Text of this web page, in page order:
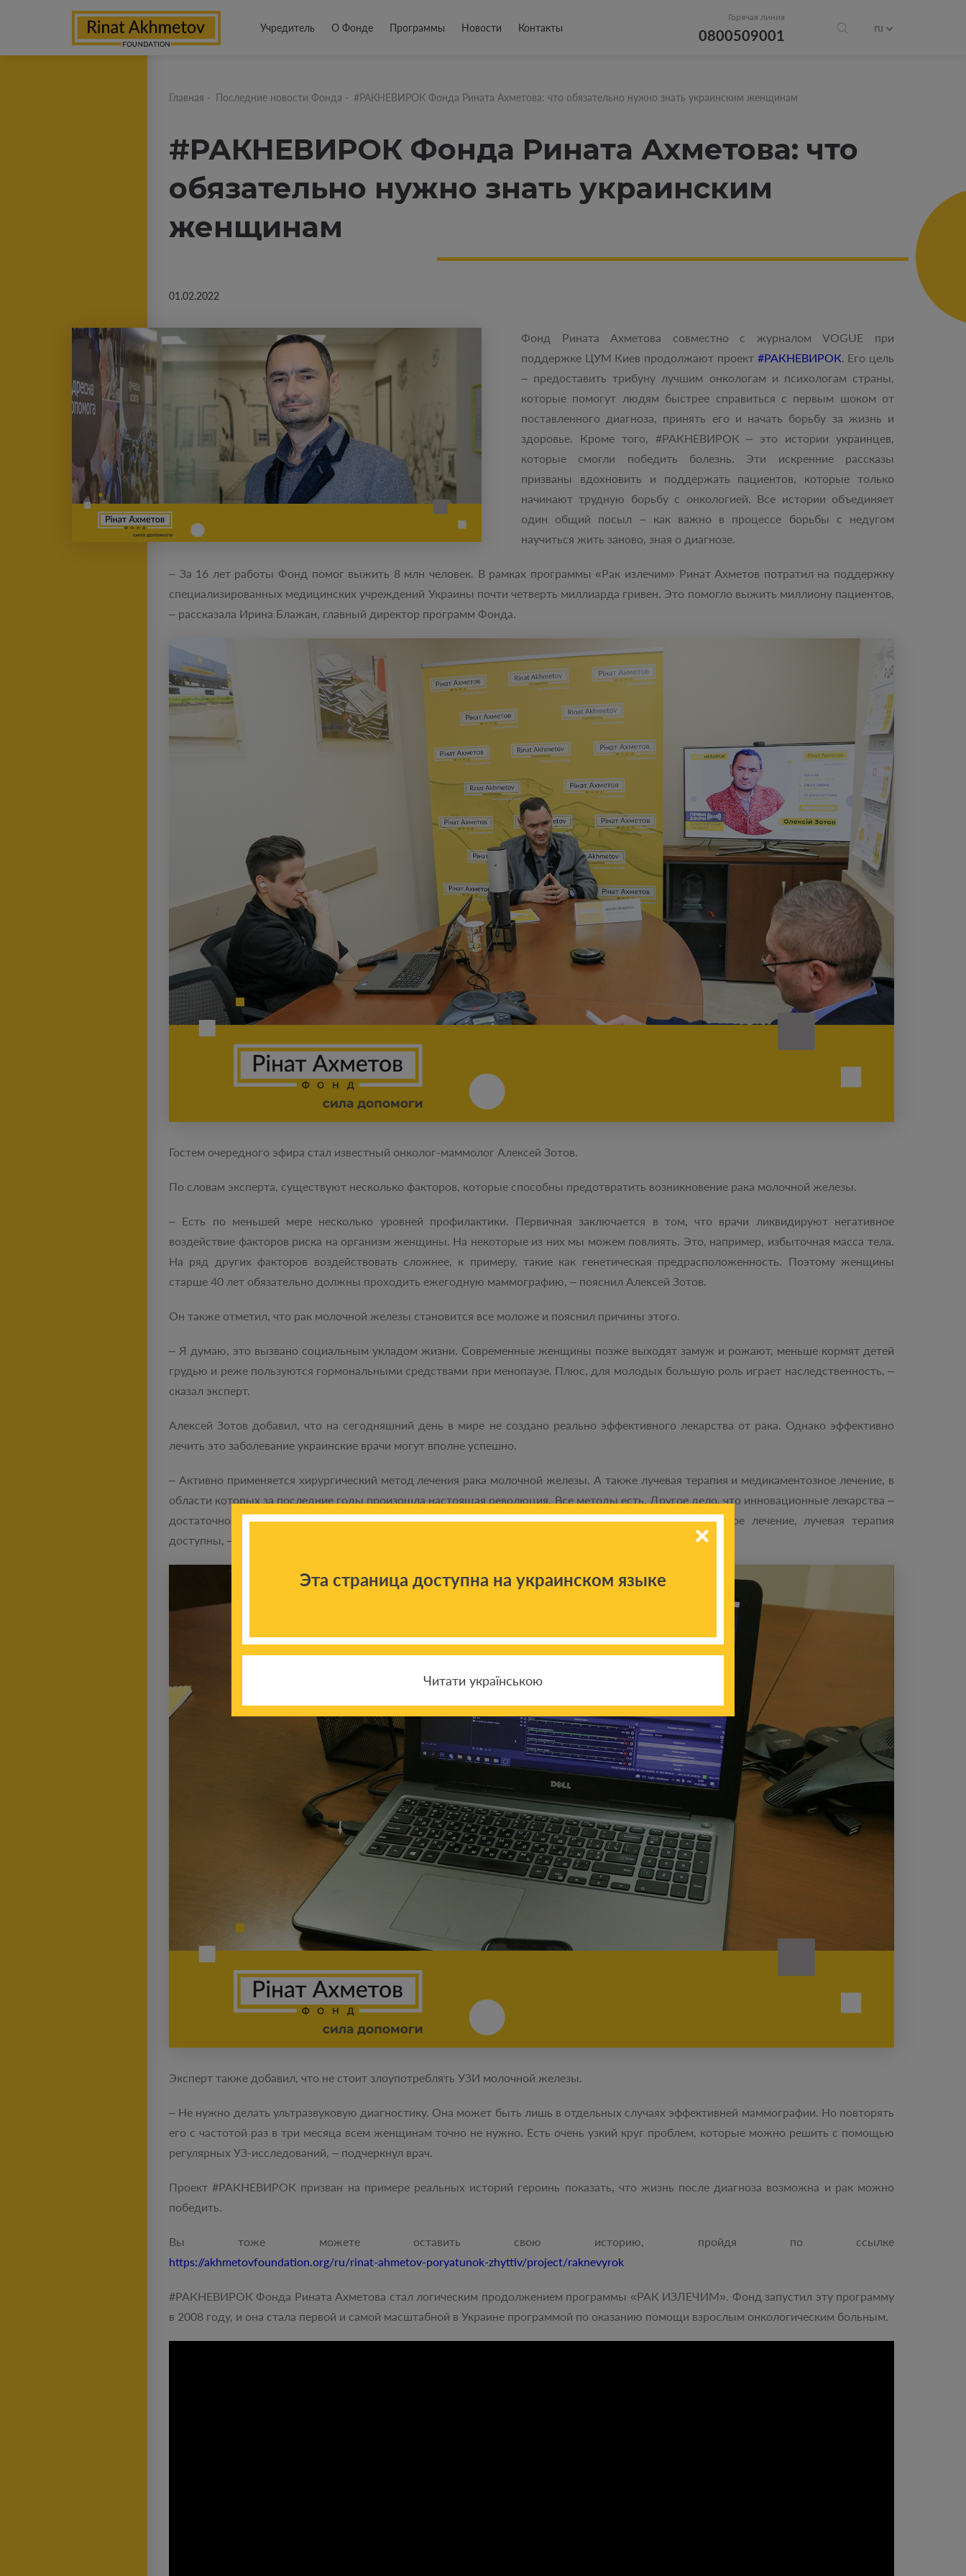
Учредитель О Фонде Программы Новости Контакты
Горячая линия
0800509001 ru
Главная - Последние новости Фонда - #РАКНЕВИРОК Фонда Рината Ахметова: что обязательно нужно знать украинским женщинам
#РАКНЕВИРОК Фонда Рината Ахметова: что
обязательно нужно знать украинским
женщинам
01.02.2022
Фонд Рината Ахметова совместно с журналом VOGUE при
поддержке ЦУМ Киев продолжают проект #РАКНЕВИРОК. Его цель
– предоставить трибуну лучшим онкологам и психологам страны,
которые помогут людям быстрее справиться с первым шоком от
поставленного диагноза, принять его и начать борьбу за жизнь и
здоровье. Кроме того, #РАКНЕВИРОК – это истории украинцев,
которые смогли победить болезнь. Эти искренние рассказы
призваны вдохновить и поддержать пациентов, которые только
начинают трудную борьбу с онкологией. Все истории объединяет
один общий посыл ‒ как важно в процессе борьбы с недугом
научиться жить заново, зная о диагнозе.
– За 16 лет работы Фонд помог выжить 8 млн человек. В рамках программы «Рак излечим» Ринат Ахметов потратил на поддержку
специализированных медицинских учреждений Украины почти четверть миллиарда гривен. Это помогло выжить миллиону пациентов,
– рассказала Ирина Блажан, главный директор программ Фонда.
Гостем очередного эфира стал известный онколог-маммолог Алексей Зотов.
По словам эксперта, существуют несколько факторов, которые способны предотвратить возникновение рака молочной железы.
– Есть по меньшей мере несколько уровней профилактики. Первичная заключается в том, что врачи ликвидируют негативное
воздействие факторов риска на организм женщины. На некоторые из них мы можем повлиять. Это, например, избыточная масса тела.
На ряд других факторов воздействовать сложнее, к примеру, такие как генетическая предрасположенность. Поэтому женщины
старше 40 лет обязательно должны проходить ежегодную маммографию, – пояснил Алексей Зотов.
Он также отметил, что рак молочной железы становится все моложе и пояснил причины этого.
– Я думаю, это вызвано социальным укладом жизни. Современные женщины позже выходят замуж и рожают, меньше кормят детей
грудью и реже пользуются гормональными средствами при менопаузе. Плюс, для молодых большую роль играет наследственность, –
сказал эксперт.
Алексей Зотов добавил, что на сегодняшний день в мире не создано реально эффективного лекарства от рака. Однако эффективно
лечить это заболевание украинские врачи могут вполне успешно.
– Активно применяется хирургический метод лечения рака молочной железы. А также лучевая терапия и медикаментозное лечение, в
области которых за последние годы произошла настоящая революция. Все методы есть. Другое дело, что инновационные лекарства –
достаточно дорогие и большинству украинских пациентов недоступны. Вместе с тем хирургическое лечение, лучевая терапия
доступны, – рассказал Алексей Зотов.
Эксперт также добавил, что не стоит злоупотреблять УЗИ молочной железы.
– Не нужно делать ультразвуковую диагностику. Она может быть лишь в отдельных случаях эффективней маммографии. Но повторять
его с частотой раз в три месяца всем женщинам точно не нужно. Есть очень узкий круг проблем, которые можно решить с помощью
регулярных УЗ-исследований, – подчеркнул врач.
Проект #РАКНЕВИРОК призван на примере реальных историй героинь показать, что жизнь после диагноза возможна и рак можно
победить.
Вы тоже можете оставить свою историю, пройдя по ссылке
https://akhmetovfoundation.org/ru/rinat-ahmetov-poryatunok-zhyttiv/project/raknevyrok
#РАКНЕВИРОК Фонда Рината Ахметова стал логическим продолжением программы «РАК ИЗЛЕЧИМ». Фонд запустил эту программу
в 2008 году, и она стала первой и самой масштабной в Украине программой по оказанию помощи взрослым онкологическим больным.
Эта страница доступна на украинском языке
Читати українською